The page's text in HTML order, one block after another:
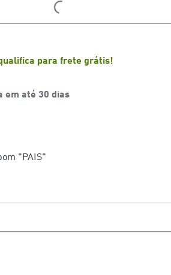
LOADING...
para frete grátis!
em até 30 dias
"PAIS"